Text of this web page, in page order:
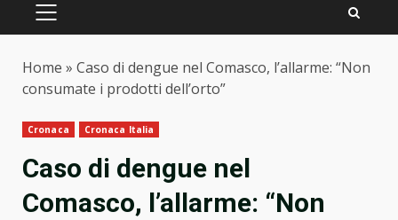
PRIMARY
Home » Caso di dengue nel Comasco, l’allarme: “Non
consumate i prodotti dell’orto”
Cronaca Cronaca Italia
Caso di dengue nel
Comasco, l’allarme: “Non